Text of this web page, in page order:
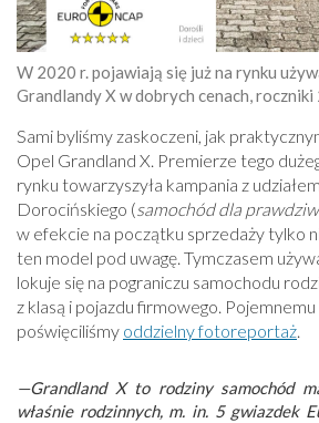
W 2020 r. pojawiają się już na rynku
Grandlandy X w dobrych cenach,
Sami byliśmy zaskoczeni, jak
Opel Grandland X. Premierze tego
rynku towarzyszyła kampania z
Dorocińskiego (samochód dla
w efekcie na początku sprzedaży tylko
ten model pod uwagę. Tymczasem
lokuje się na pograniczu samochodu
z klasą i pojazdu firmowego.
poświęciliśmy oddzielny fotoreportaż.
—Grandland X to rodziny samochód
właśnie rodzinnych, m. in. 5 gwiazdek